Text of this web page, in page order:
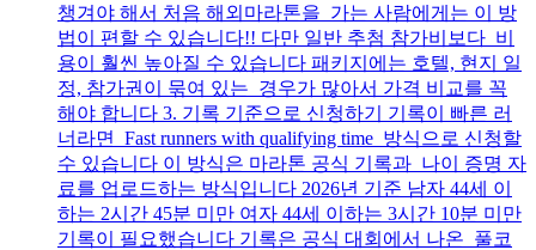
챙겨야 해서 처음 해외마라톤을 가는 사람에게는 이 방
법이 편할 수 있습니다!! 다만 일반 추첨 참가비보다 비
용이 훨씬 높아질 수 있습니다 패키지에는 호텔, 현지 일
정, 참가권이 묶여 있는 경우가 많아서 가격 비교를 꼭
해야 합니다 3. 기록 기준으로 신청하기 기록이 빠른 러
너라면 Fast runners with qualifying time 방식으로 신청할
수 있습니다 이 방식은 마라톤 공식 기록과 나이 증명 자
료를 업로드하는 방식입니다 2026년 기준 남자 44세 이
하는 2시간 45분 미만 여자 44세 이하는 3시간 10분 미만
기록이 필요했습니다 기록은 공식 대회에서 나온 풀코